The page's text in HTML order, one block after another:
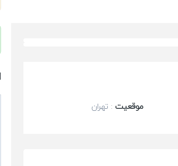
موقعیت : تهران